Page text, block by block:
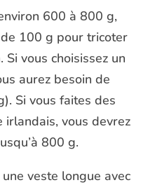
600 à 800 g,
100 g pour tricoter
vous choisissez un
aurez besoin de
Si vous faites des
irlandais, vous devrez
800 g.
veste longue avec